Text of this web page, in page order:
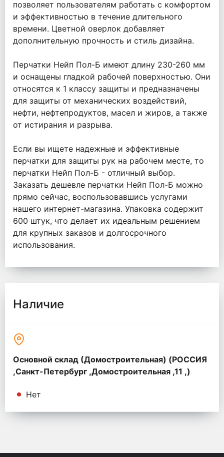
позволяет пользователям работать с комфортом
и эффективностью в течение длительного
времени. Цветной оверлок добавляет
дополнительную прочность и стиль дизайна.
Перчатки Нейп Пол-Б имеют длину 230-260 мм
и оснащены гладкой рабочей поверхностью. Они
относятся к 1 классу защиты и предназначены
для защиты от механических воздействий,
нефти, нефтепродуктов, масел и жиров, а также
от истирания и разрыва.
Если вы ищете надежные и эффективные
перчатки для защиты рук на рабочем месте, то
перчатки Нейп Пол-Б - отличный выбор.
Заказать дешевле перчатки Нейп Пол-Б можно
прямо сейчас, воспользовавшись услугами
нашего интернет-магазина. Упаковка содержит
600 штук, что делает их идеальным решением
для крупных заказов и долгосрочного
использования.
Наличие
Основной склад (Домостроительная) (РОССИЯ
,Санкт-Петербург ,Домостроительная ,11 ,)
Нет